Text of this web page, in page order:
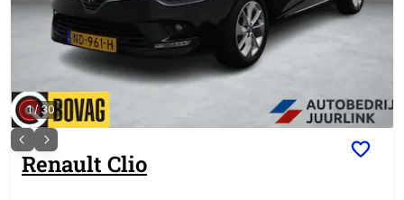
1/30
Renault Clio